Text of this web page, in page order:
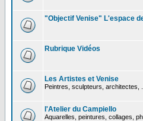
"Objectif Venise" L'espace
Rubrique Vidéos
Les Artistes et Venise
Peintres, sculpteurs, architectes, ...
l'Atelier du Campiello
Aquarelles, peintures, collages,